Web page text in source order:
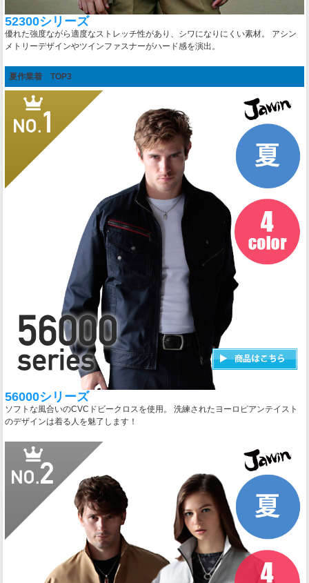
52300シリーズ
優れた強度ながら適度なストレッチ性があり、シワになりにくい素材。 アシン
メトリーデザインやツインファスナーがハード感を演出。
夏作業着 TOP3
56000シリーズ
ソフトな風合いのCVCドビークロスを使用。 洗練されたヨーロピアンテイスト
のデザインは着る人を魅了します！